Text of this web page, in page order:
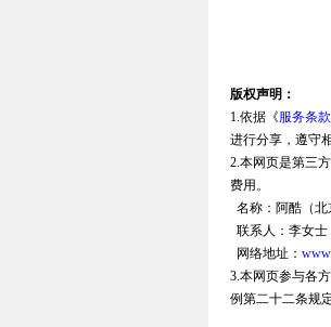
版权声明：
1.依据《服务条款
进行分享，遵守
2.本网页是第三
费用。
名称：阿酷（
联系人：李女士
网络地址：
3.本网页参与各
例第二十二条规